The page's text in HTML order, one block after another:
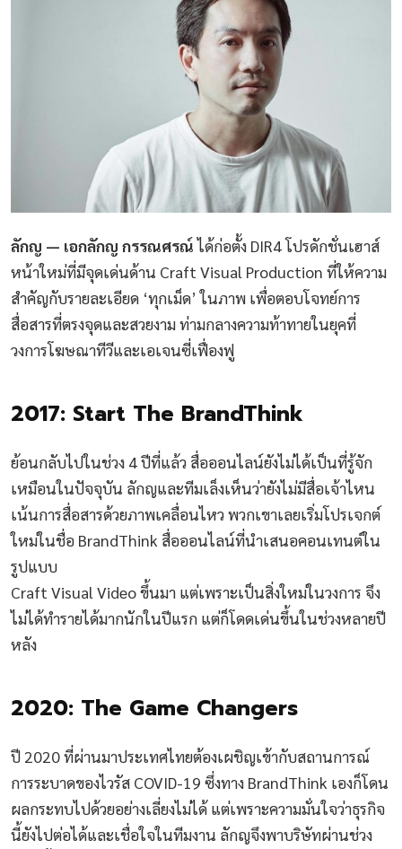
ลักญ — เอกลักญ กรรณศรณ์ได้ก่อตั้ง DIR4 โปรดักชั่นเฮาส์
หน้าใหม่ที่มีจุดเด่นด้าน Craft Visual Production ที่ให้ความ
สำคัญกับรายละเอียด ‘ทุกเม็ด’ ในภาพ เพื่อตอบโจทย์การ
สื่อสารที่ตรงจุดและสวยงาม ท่ามกลางความท้าทายในยุคที่
วงการโฆษณาทีวีและเอเจนซี่เฟื่องฟู
2017: Start The BrandThink
ย้อนกลับไปในช่วง 4 ปีที่แล้ว สื่อออนไลน์ยังไม่ได้เป็นที่รู้จัก
เหมือนในปัจจุบัน ลักญและทีมเล็งเห็นว่ายังไม่มีสื่อเจ้าไหน
เน้นการสื่อสารด้วยภาพเคลื่อนไหว พวกเขาเลยเริ่มโปรเจกต์
ใหม่ในชื่อ BrandThink สื่อออนไลน์ที่นำเสนอคอนเทนต์ใน
รูปแบบ
Craft Visual Video ขึ้นมา แต่เพราะเป็นสิ่งใหม่ในวงการ จึง
ไม่ได้ทำรายได้มากนักในปีแรก แต่ก็โดดเด่นขึ้นในช่วงหลายปี
หลัง
2020: The Game Changers
ปี 2020 ที่ผ่านมาประเทศไทยต้องเผชิญเข้ากับสถานการณ์
การระบาดของไวรัส COVID-19 ซึ่งทาง BrandThink เองก็โดน
ผลกระทบไปด้วยอย่างเลี่ยงไม่ได้ แต่เพราะความมั่นใจว่าธุรกิจ
นี้ยังไปต่อได้และเชื่อใจในทีมงาน ลักญจึงพาบริษัทผ่านช่วง